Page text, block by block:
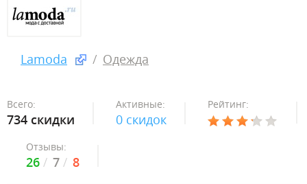
Lamoda Одежда
Всего:
734 скидки
Активные:
0 скидок
Рейтинг:
Отзывы:
26 7 8